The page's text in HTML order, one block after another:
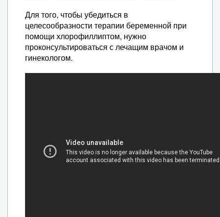
Для того, чтобы убедиться в
целесообразности терапии беременной при
помощи хлорофиллиптом, нужно
проконсультироваться с лечащим врачом и
гинекологом.